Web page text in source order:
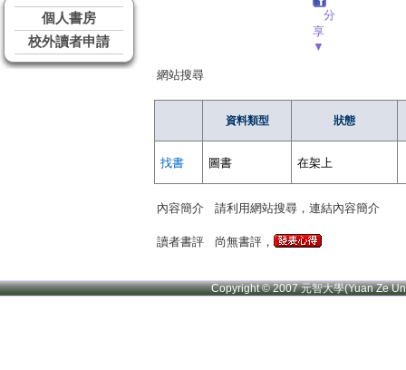
個人書房
校外讀者申請
分
享
▼
網站搜尋
資料類型 狀態
找書 圖書 在架上
內容簡介 請利用網站搜尋，連結內容簡介
讀者書評 尚無書評，
Copyright © 2007 元智大學(Yuan Ze